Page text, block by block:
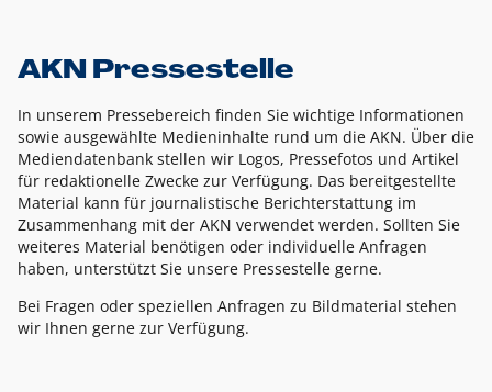
AKN Pressestelle
In unserem Pressebereich finden Sie wichtige Informationen
sowie ausgewählte Medieninhalte rund um die AKN. Über die
Mediendatenbank stellen wir Logos, Pressefotos und Artikel
für redaktionelle Zwecke zur Verfügung. Das bereitgestellte
Material kann für journalistische Berichterstattung im
Zusammenhang mit der AKN verwendet werden. Sollten Sie
weiteres Material benötigen oder individuelle Anfragen
haben, unterstützt Sie unsere Pressestelle gerne.
Bei Fragen oder speziellen Anfragen zu Bildmaterial stehen
wir Ihnen gerne zur Verfügung.